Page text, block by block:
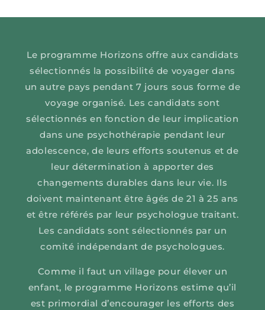
Le programme Horizons offre aux candidats
sélectionnés la possibilité de voyager dans
un autre pays pendant 7 jours sous forme de
voyage organisé. Les candidats sont
sélectionnés en fonction de leur implication
dans une psychothérapie pendant leur
adolescence, de leurs efforts soutenus et de
leur détermination à apporter des
changements durables dans leur vie. Ils
doivent maintenant être âgés de 21 à 25 ans
et être référés par leur psychologue traitant.
Les candidats sont sélectionnés par un
comité indépendant de psychologues.
Comme il faut un village pour élever un
enfant, le programme Horizons estime qu’il
est primordial d’encourager les efforts des